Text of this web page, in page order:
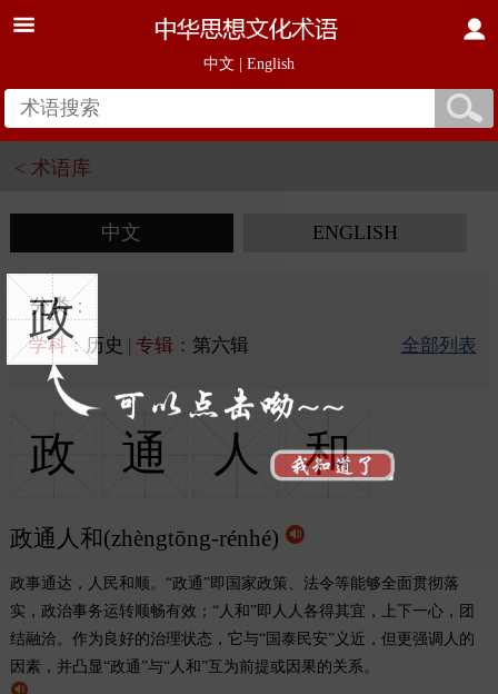
中文 English
政
< 术语库
中文 ENGLISH
分类：
学科：历史 专辑： 第六辑 全部列表
政 通 人 和
政通人和(zhèngtōng-rénhé)
政事通达，人民和顺。“政通”即国家政策、法令等能够全面贯彻落
实，政治事务运转顺畅有效；“人和”即人人各得其宜，上下一心，团
结融洽。作为良好的治理状态，它与“国泰民安”义近，但更强调人的
因素，并凸显“政通”与“人和”互为前提或因果的关系。